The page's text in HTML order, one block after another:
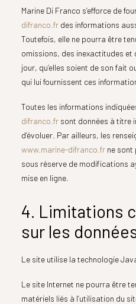
Marine Di Franco s’efforce de
difranco.fr des informations
Toutefois, elle ne pourra être
omissions, des inexactitudes et
jour, qu’elles soient de son fait
qui lui fournissent ces
Toutes les informations
difranco.fr sont données à titre
d’évoluer. Par ailleurs, les
www.marine-difranco.fr ne sont
sous réserve de modifications
mise en ligne.
4. Limitations
sur les
Le site utilise la technologie
Le site Internet ne pourra être
matériels liés à l’utilisation du